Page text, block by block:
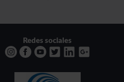
Redes sociales